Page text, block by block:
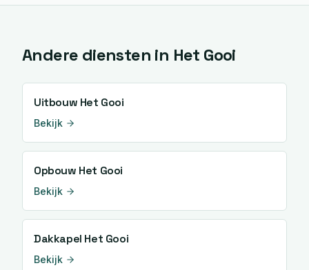
Andere diensten in Het Gooi
Uitbouw Het Gooi
Bekijk
Opbouw Het Gooi
Bekijk
Dakkapel Het Gooi
Bekijk